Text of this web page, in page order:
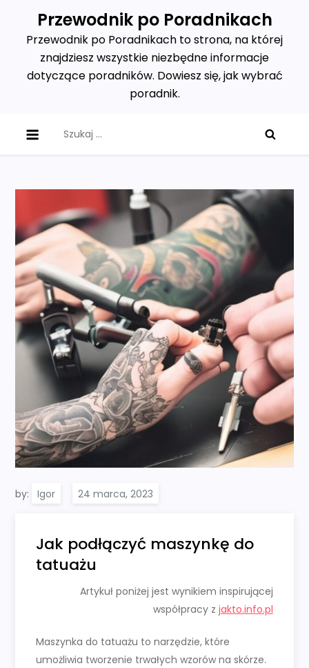
content
Przewodnik po Poradnikach
Przewodnik po Poradnikach to strona, na której
znajdziesz wszystkie niezbędne informacje
dotyczące poradników. Dowiesz się, jak wybrać
poradnik.
by: Igor
Jak podłączyć maszynkę do
tatuażu
Artykuł poniżej jest wynikiem inspirującej
współpracy z jakto.info.pl
Maszynka do tatuażu to narzędzie, które
umożliwia tworzenie trwałych wzorów na skórze.